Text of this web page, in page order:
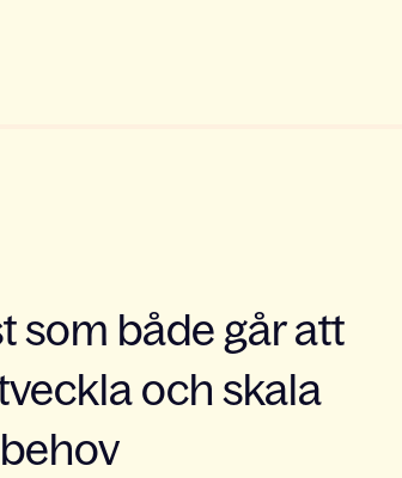
som både går att
och skala